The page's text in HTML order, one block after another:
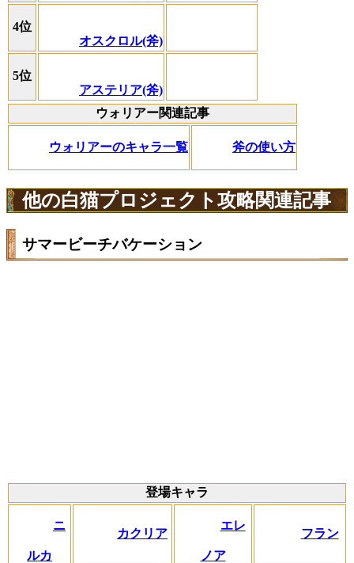
4位
オスクロル(斧)
5位
アステリア(斧)
ウォリアー関連記事
ウォリアーのキャラ一覧 斧の使い方
他の白猫プロジェクト攻略関連記事
サマービーチバケーション
登場キャラ
ニ
ルカ
カクリア
エレ
ノア
フラン